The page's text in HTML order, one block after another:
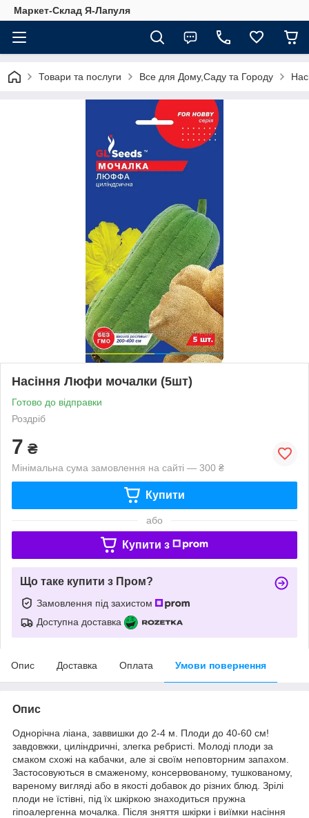
Маркет-Склад Я-Лапуля
Товари та послуги Все для Дому,Саду та Городу
Насіння Люфи мочалки (5шт)
Готово до відправки
Роздріб
7 ₴
Мінімальна сума замовлення на сайті — 300 ₴
Купити
або
Купити з
Що таке купити з Пром?
Замовлення під захистом
Доступна доставка
Опис Доставка Оплата Умови повернення
Опис
Однорічна ліана, заввишки до 2-4 м. Плоди до 40-60 см!
завдовжки, циліндричні, злегка ребристі. Молоді плоди за
смаком схожі на кабачки, але зі своїм неповторним запахом.
Застосовуються в смаженому, консервованому, тушкованому,
вареному вигляді або в якості добавок до різних блюд. Зрілі
плоди не їстівні, під їх шкіркою знаходиться пружна
гіпоалергенна мочалка. Після зняття шкірки і виїмки насіння